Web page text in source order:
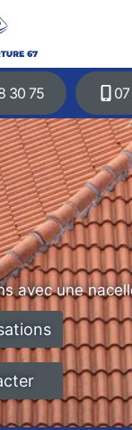
30 75
avec une